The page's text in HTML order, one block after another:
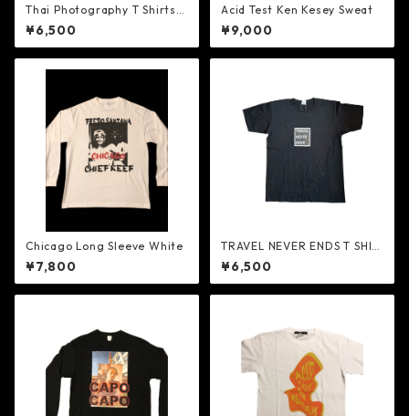
Thai Photography T Shirts B
lack
¥6,500
Acid Test Ken Kesey Sweat
¥9,000
Chicago Long Sleeve White
¥7,800
TRAVEL NEVER ENDS T SHIR
TS BLACK.
¥6,500